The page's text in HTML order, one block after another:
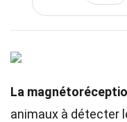
La
animaux à détecter